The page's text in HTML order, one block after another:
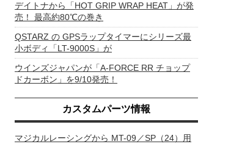
デイトナから「HOT GRIP WRAP HEAT」が発
売！ 最高約80℃の巻き
QSTARZ の GPSラップタイマーにシリーズ最
小ボディ「LT-9000S」が
ウインズジャパンが「A-FORCE RR チョップ
ドカーボン」を9/10発売！
カスタムパーツ情報
マジカルレーシングから MT-09／SP（24）用